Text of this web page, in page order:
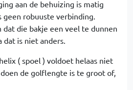
aan de behuizing is matig
robuuste verbinding.
die bakje een veel te dunnen
dat is niet anders.
( spoel ) voldoet helaas niet
de golflengte is te groot of,